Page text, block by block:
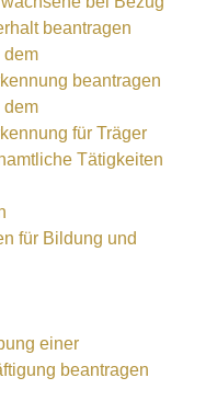
beantragen
dem
beantragen
dem
für Träger
Tätigkeiten
für Bildung und
einer
beantragen